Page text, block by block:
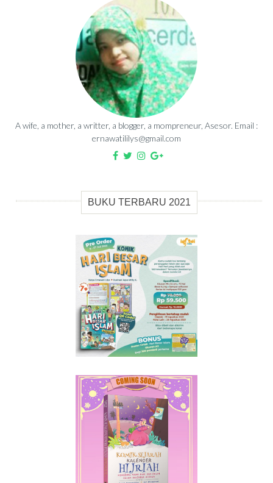
A wife, a mother, a writter, a blogger, a mompreneur, Asesor. Email :
ernawatililys@gmail.com
BUKU TERBARU 2021